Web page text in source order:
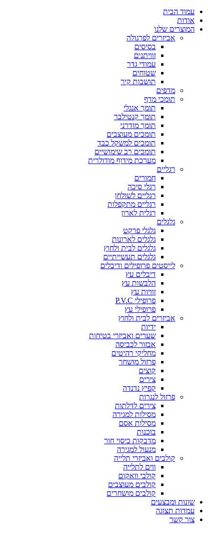
עמוד הבית
אודות
המוצרים שלנו
אביזרים לפרגולה
בסיסים
זוויתנים
עמודי גדר
שטוחים
תושבות קיר
מדפים
תומכי מדף
תומך אנגלי
תומך קנטילבר
תומך מודרני
תומכים מעוצבים
תומכים למשקל כבד
תומכים רב שימושיים
מערכת מידוף מודולרית
רגליים
חמורים
רגלי סיכה
רגליים לשולחן
רגליים מתקפלות
רגלית לארון
גלגלים
גלגלי פרקט
גלגלים לארונות
גלגלים לבית ולחוץ
גלגלים תעשייתיים
לייסטים פרופילים ודיבלים
דיבלים עץ
הלבשות עץ
זוויות עץ
פרופילי P.V.C
פרופילי עץ
אביזרים לבית ולחוץ
ידיות
שערים ואביזרי בטיחות
אבזור לכביסה
מחליקי רהיטים
פרזול מושחר
קוצים
צירים
קפיץ נדנדה
פרזול לנגרות
צירים לדלתות
מסילות למגירה
מסילות אסם
בוכנות
מדבקות כיסוי חור
מנעול למגירה
קולבים ואביזרי תלייה
ווים לתלייה
קולבי וואקום
קולבים מעוצבים
קולבים מושחרים
שונות ומבצעים
עמדות תצוגה
צור קשר